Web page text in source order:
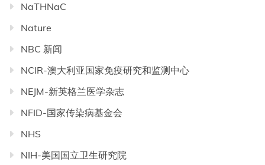
NaTHNaC
Nature
NBC 新闻
NCIR-澳大利亚国家免疫研究和监测中心
NEJM-新英格兰医学杂志
NFID-国家传染病基金会
NHS
NIH-美国国立卫生研究院